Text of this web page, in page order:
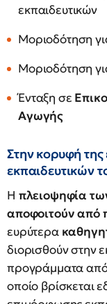
εκπαιδευτικών
Μοριοδότηση
Μοριοδότηση
Ένταξη σε
Αγωγής
Στην κορυφή
εκπαιδευτικών
Η πλειοψηφία
αποφοιτούν από
ευρύτερα
διορισθούν στην
προγράμματα
οποίο βρίσκεται